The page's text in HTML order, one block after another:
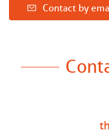
Contact by